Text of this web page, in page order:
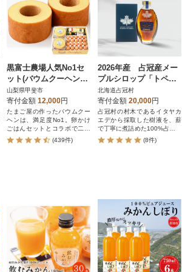
黒富士農場人気No1セ
ット(バウムクーヘン2
個と放牧卵20個のセッ
ト)
山梨県甲斐市
寄付金額 12,000円
たまご屋の作ったバウムクー
ヘンは、満足度No1。卵かけ
ごはんセットとコラボで二度
美味しいセットです。
(439件)
2026年産 占冠産メー
プルシロップ「トペニ
ワッカ」
北海道占冠村
寄付金額 20,000円
占冠村の村木であるイタヤカ
エデから採取した樹液を、薪
で丁寧に煮詰めた100%占冠産
のメープルシロップ
(8件)